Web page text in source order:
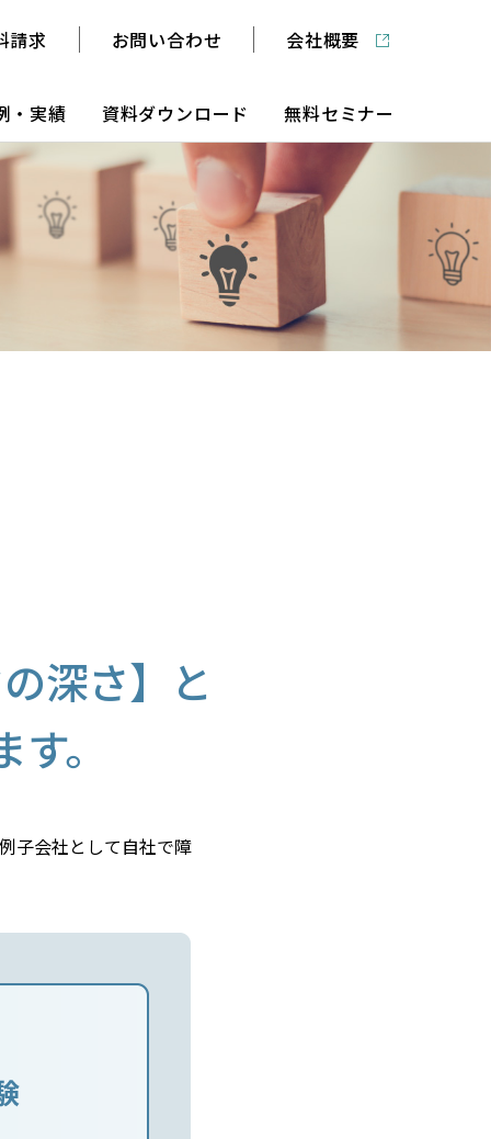
請求 お問い合わせ 会社概要
・実績 資料ダウンロード 無料セミナー
深さ】と
。
子会社として自社で障